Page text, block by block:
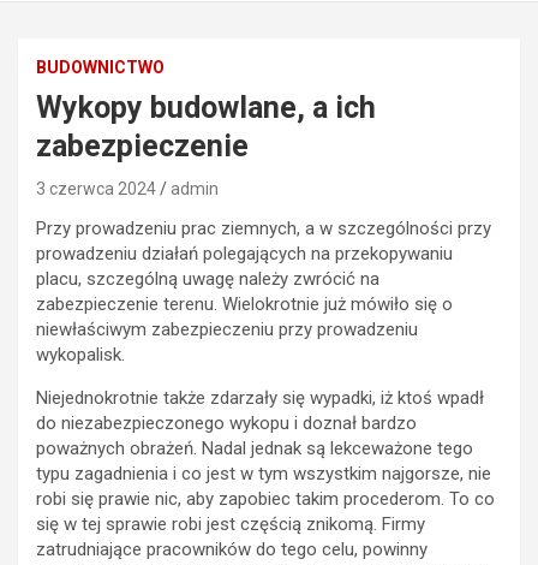
BUDOWNICTWO
Wykopy budowlane, a ich
zabezpieczenie
3 czerwca 2024 admin
Przy prowadzeniu prac ziemnych, a w szczególności przy
prowadzeniu działań polegających na przekopywaniu
placu, szczególną uwagę należy zwrócić na
zabezpieczenie terenu. Wielokrotnie już mówiło się o
niewłaściwym zabezpieczeniu przy prowadzeniu
wykopalisk.
Niejednokrotnie także zdarzały się wypadki, iż ktoś wpadł
do niezabezpieczonego wykopu i doznał bardzo
poważnych obrażeń. Nadal jednak są lekceważone tego
typu zagadnienia i co jest w tym wszystkim najgorsze, nie
robi się prawie nic, aby zapobiec takim procederom. To co
się w tej sprawie robi jest częścią znikomą. Firmy
zatrudniające pracowników do tego celu, powinny